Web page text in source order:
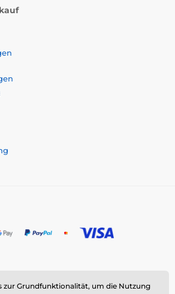
361/14, 747 18 Píšť, Tschechische
zur Grundfunktionalität, um die Nutzung